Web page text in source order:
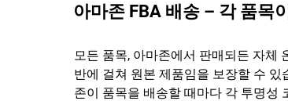
아마존 FBA 배송 – 각 품목
모든 품목, 아마존에서 판매되든 자체
반에 걸쳐 원본 제품임을 보장할 수
존이 품목을 배송할 때마다 각 투명성